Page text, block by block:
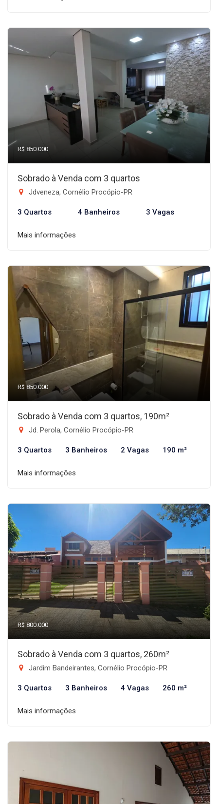
R$ 850.000
Sobrado à Venda com 3 quartos
Jdveneza, Cornélio Procópio-PR
3 Quartos 4 Banheiros 3 Vagas
Mais informações
R$ 850.000
Sobrado à Venda com 3 quartos, 190m²
Jd. Perola, Cornélio Procópio-PR
3 Quartos 3 Banheiros 2 Vagas 190 m²
Mais informações
R$ 800.000
Sobrado à Venda com 3 quartos, 260m²
Jardim Bandeirantes, Cornélio Procópio-PR
3 Quartos 3 Banheiros 4 Vagas 260 m²
Mais informações